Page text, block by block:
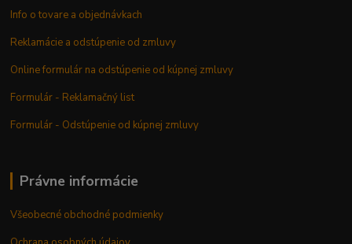
Info o tovare a objednávkach
Reklamácie a odstúpenie od zmluvy
Online formulár na odstúpenie od kúpnej zmluvy
Formulár - Reklamačný list
Formulár - Odstúpenie od kúpnej zmluvy
Právne informácie
Všeobecné obchodné podmienky